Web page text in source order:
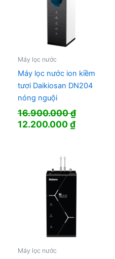
Máy lọc nước
Máy lọc nước ion kiềm
tươi Daikiosan DN204
nóng nguội
16.900.000₫
Giá
16.900.000 ₫.
12.200.000₫Giá
Máy lọc nước